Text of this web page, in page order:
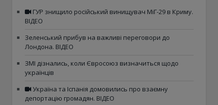
ГУР знищило російський винищувач МіГ-29 в Криму.
ВІДЕО
Зеленський прибув на важливі переговори до
Лондона. ВІДЕО
ЗМІ дізнались, коли Євросоюз визначиться щодо
українців
Україна та Іспанія домовились про взаємну
депортацію громадян. ВІДЕО